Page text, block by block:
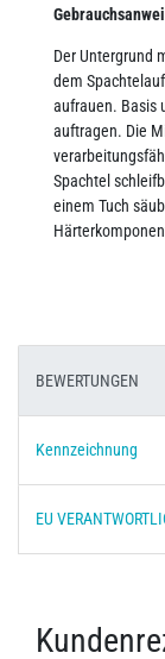
Der Untergrund
dem
aufrauen. Basis
auftragen. Die
Spachtel
einem Tuch
BEWERTUNGEN
Kennzeichnung
EU